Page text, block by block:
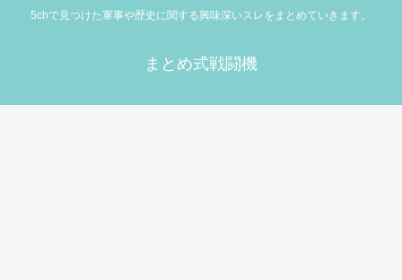
5chで見つけた軍事や歴史に関する興味深いスレをまとめていきます。
まとめ式戦闘機